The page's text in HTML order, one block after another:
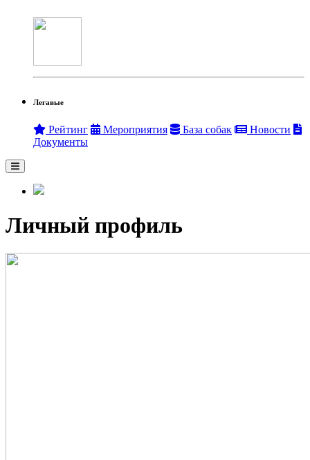
Легавые
Рейтинг Мероприятия База собак
Новости
Документы
Личный профиль